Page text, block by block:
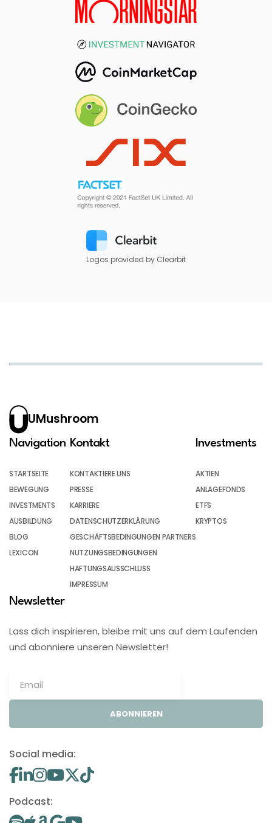
Logos provided by Clearbit
UMushroom
Navigation
STARTSEITE
BEWEGUNG
INVESTMENTS
AUSBILDUNG
BLOG
LEXICON
Kontakt
KONTAKTIERE UNS
PRESSE
KARRIERE
DATENSCHUTZERKLÄRUNG
GESCHÄFTSBEDINGUNGEN PARTNERS
NUTZUNGSBEDINGUNGEN
HAFTUNGSAUSSCHLUSS
IMPRESSUM
Investments
AKTIEN
ANLAGEFONDS
ETFS
KRYPTOS
Newsletter
Lass dich inspirieren, bleibe mit uns auf dem Laufenden
und abonniere unseren Newsletter!
ABONNIEREN
Social media:
Podcast: